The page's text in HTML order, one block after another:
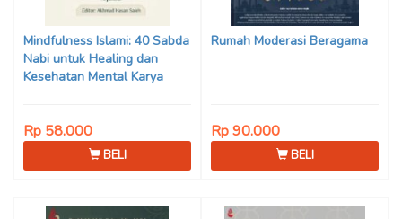
Son Haji, Dede Sunarya,
Iwan Setiawan, Nur Afiatin
Editor: Mi’raj Dodi Kurniawan
Mindfulness Islami: 40 Sabda
Nabi untuk Healing dan
Kesehatan Mental Karya
Saniyya Fadhila, Avanda
Chintya Cahyaning Putri, dan
Arjunedi
Rp 58.000
BELI
Rumah Moderasi Beragama
Rp 90.000
BELI